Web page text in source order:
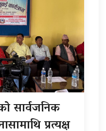
सार्वजनिक
प्रत्यक्ष